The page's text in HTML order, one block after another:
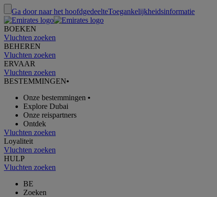
Ga door naar het hoofdgedeelteToegankelijkheidsinformatie
BOEKEN
Vluchten zoeken
BEHEREN
Vluchten zoeken
ERVAAR
Vluchten zoeken
BESTEMMINGEN•
Onze bestemmingen •
Explore Dubai
Onze reispartners
Ontdek
Vluchten zoeken
Loyaliteit
Vluchten zoeken
HULP
Vluchten zoeken
BE
Zoeken